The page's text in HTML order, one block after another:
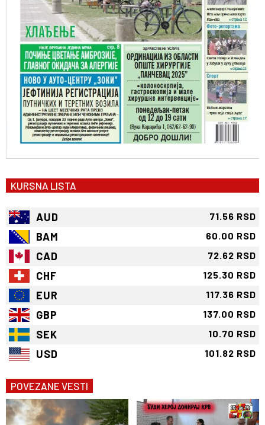
KURSNA LISTA
AUD 71.56 RSD
BAM 60.00 RSD
CAD 72.62 RSD
CHF 125.30 RSD
EUR 117.36 RSD
GBP 137.00 RSD
SEK 10.70 RSD
USD 101.82 RSD
POVEZANE VESTI